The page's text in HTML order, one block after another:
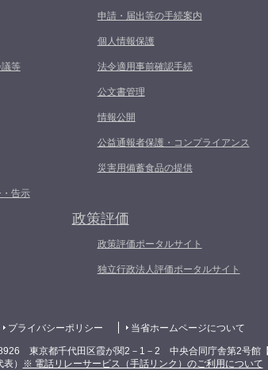
等
告示
申請・届出等の手続案内
個人情報保護
法令適用事前確認手続
公文書管理
情報公開
公益通報者保護・コンプライアンス
災害用備蓄食品の提供
政策評価
政策評価ポータルサイト
独立行政法人評価ポータルサイト
プライバシーポリシー 当省ホームページについて
東京都千代田区霞が関2－1－2 中央合同庁舎第2号館【
）
※ 電話リレーサービス（手話リンク）のご利用について